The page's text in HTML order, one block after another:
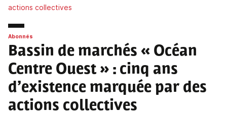
actions collectives
Abonnés
Bassin de marchés « Océan
Centre Ouest » : cinq ans
d’existence marquée par des
actions collectives